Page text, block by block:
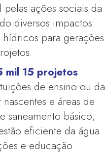
pelas ações sociais da
diversos impactos
para gerações
mil 15 projetos
de ensino ou da
e áreas de
saneamento básico;
eficiente da água
e educação